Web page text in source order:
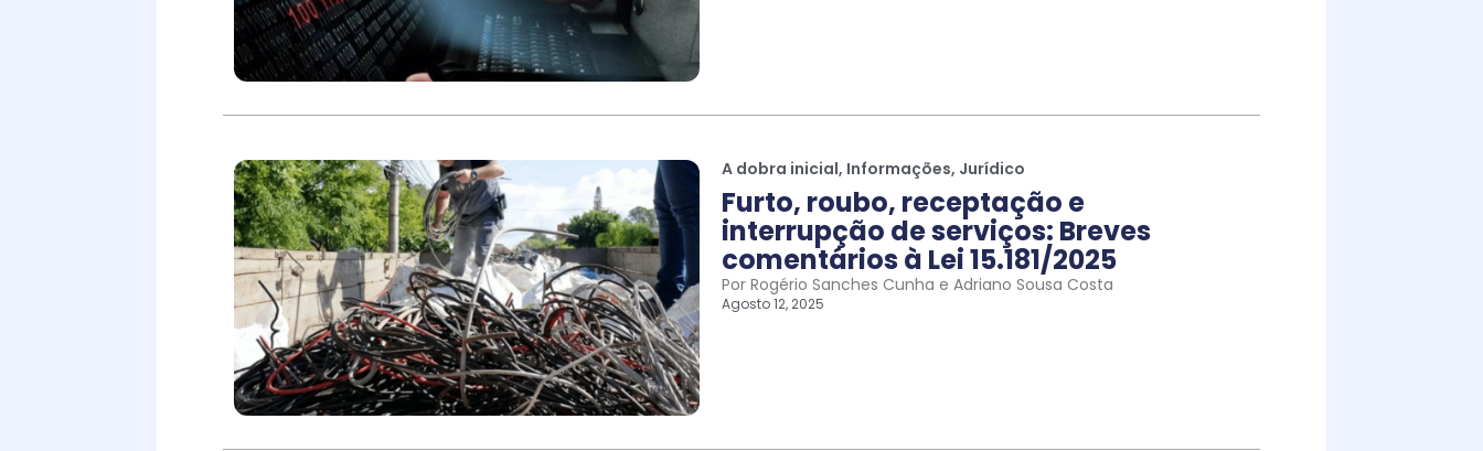
A dobra inicial, Informações, Jurídico
Furto, roubo, receptação e
interrupção de serviços: Breves
comentários à Lei 15.181/2025
Por Rogério Sanches Cunha e Adriano Sousa Costa
Agosto 12, 2025